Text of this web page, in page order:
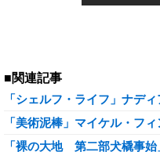
■関連記事
「シェルフ・ライフ」ナデ
「美術泥棒」マイケル・フ
「裸の大地 第二部犬橇事始